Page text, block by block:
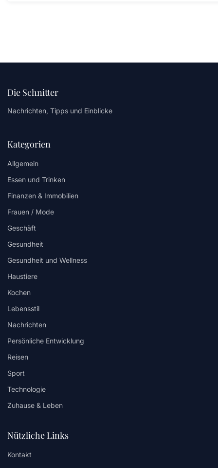
Die Schnitter
Nachrichten, Tipps und Einblicke
Kategorien
Allgemein
Essen und Trinken
Finanzen & Immobilien
Frauen / Mode
Geschäft
Gesundheit
Gesundheit und Wellness
Haustiere
Kochen
Lebensstil
Nachrichten
Persönliche Entwicklung
Reisen
Sport
Technologie
Zuhause & Leben
Nützliche Links
Kontakt